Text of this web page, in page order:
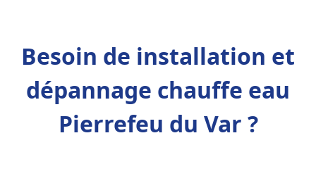
Besoin de installation et
dépannage chauffe eau
Pierrefeu du Var ?